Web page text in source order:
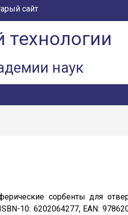
сайт
наук
сорбенты для
10: 6202064277, EAN: